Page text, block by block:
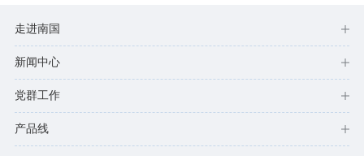
走进南国
新闻中心
党群工作
产品线